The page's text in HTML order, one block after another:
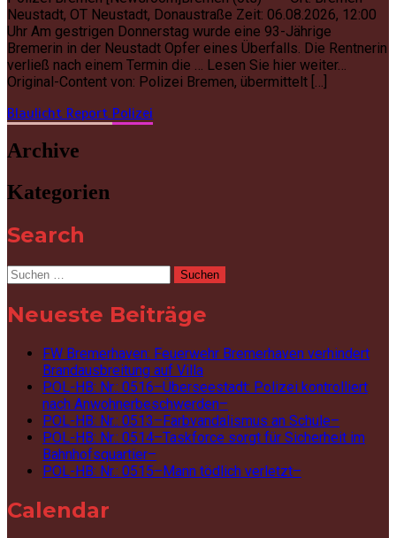
Neustadt, OT Neustadt, Donaustraße Zeit: 06.08.2026, 12:00
Uhr Am gestrigen Donnerstag wurde eine 93-Jährige
Bremerin in der Neustadt Opfer eines Überfalls. Die Rentnerin
verließ nach einem Termin die … Lesen Sie hier weiter…
Original-Content von: Polizei Bremen, übermittelt […]
Blaulicht Report Polizei
Archive
Kategorien
Search
Suchen
Neueste Beiträge
FW Bremerhaven: Feuerwehr Bremerhaven verhindert
Brandausbreitung auf Villa
POL-HB: Nr.: 0516–Überseestadt: Polizei kontrolliert
nach Anwohnerbeschwerden–
POL-HB: Nr.: 0513–Farbvandalismus an Schule–
POL-HB: Nr.: 0514–Taskforce sorgt für Sicherheit im
Bahnhofsquartier–
POL-HB: Nr.: 0515–Mann tödlich verletzt–
Calendar